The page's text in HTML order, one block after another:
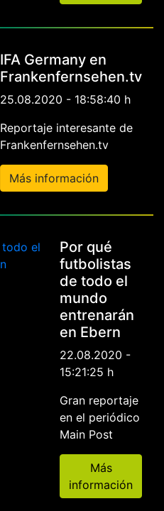
IFA Germany en
Frankenfernsehen.tv
25.08.2020 - 18:58:40 h
Reportaje interesante de
Frankenfernsehen.tv
Más información
Por qué
futbolistas
de todo el
mundo
entrenarán
en Ebern
22.08.2020 -
15:21:25 h
Gran reportaje
en el periódico
Main Post
Más
información